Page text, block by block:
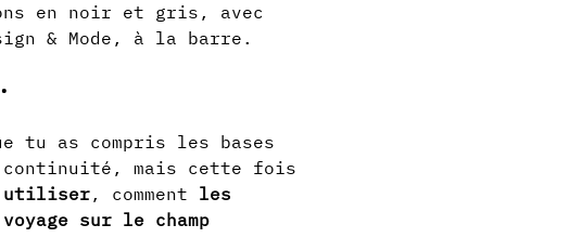
en noir et gris, avec
& Mode, à la barre.
tu as compris les bases
mais cette fois
utiliser, comment les
voyage sur le champ